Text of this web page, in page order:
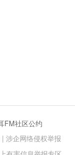
FM社区公约
| 涉企网络侵权举报